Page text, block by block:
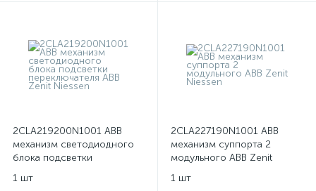
2CLA219200N1001 ABB
механизм светодиодного
блока подсветки
Niessen
1 шт
2CLA227190N1001 ABB
механизм суппорта 2
модульного ABB Zenit
1 шт